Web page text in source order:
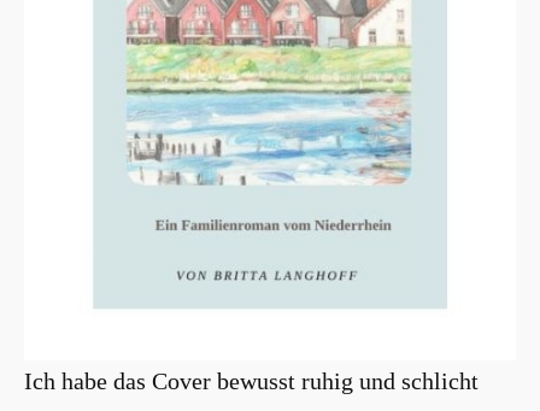
Ich habe das Cover bewusst ruhig und schlicht